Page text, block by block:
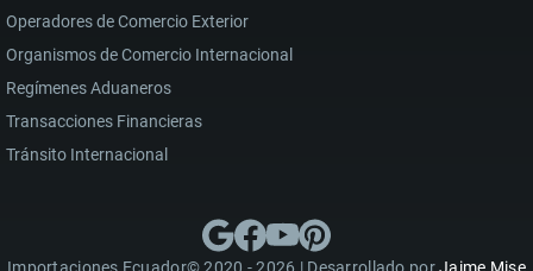
Operadores de Comercio Exterior
Organismos de Comercio Internacional
Regímenes Aduaneros
Transacciones Financieras
Tránsito Internacional